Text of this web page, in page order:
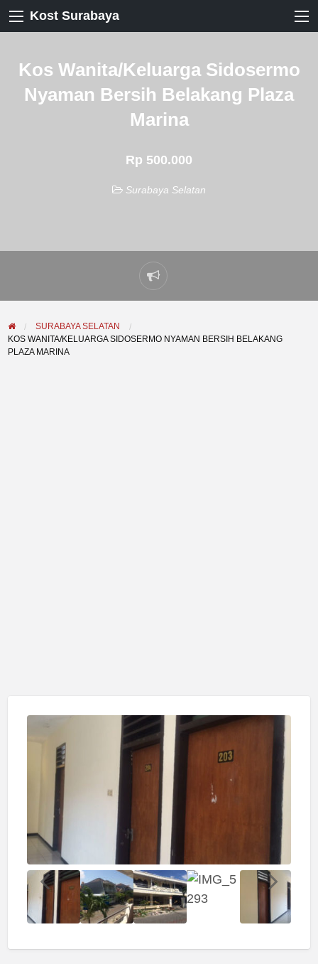
Kost Surabaya
Kos Wanita/Keluarga Sidosermo
Nyaman Bersih Belakang Plaza
Marina
Rp 500.000
Surabaya Selatan
Laporkan
masalah
SURABAYA SELATAN
KOS WANITA/KELUARGA SIDOSERMO NYAMAN BERSIH BELAKANG
PLAZA MARINA